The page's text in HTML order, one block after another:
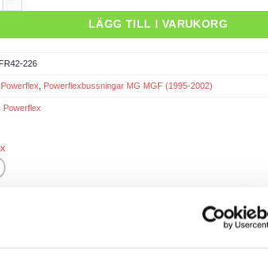
LÄGG TILL I VARUKORG
226
Powerflex Powerflexbussningar MG MGF (1995-2002)
Powerflex